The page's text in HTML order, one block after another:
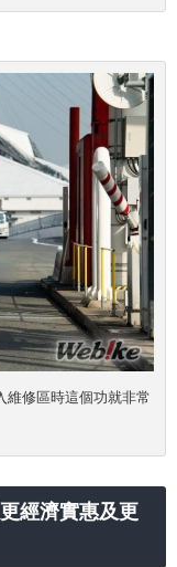
維修區時這個功就非常
經濟實惠及更